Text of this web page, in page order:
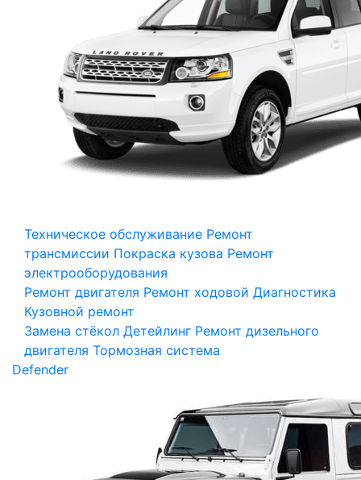
Техническое обслуживание Ремонт
трансмиссии Покраска кузова Ремонт
электрооборудования
Ремонт двигателя Ремонт ходовой Диагностика
Кузовной ремонт
Замена стёкол Детейлинг Ремонт дизельного
двигателя Тормозная система
Defender